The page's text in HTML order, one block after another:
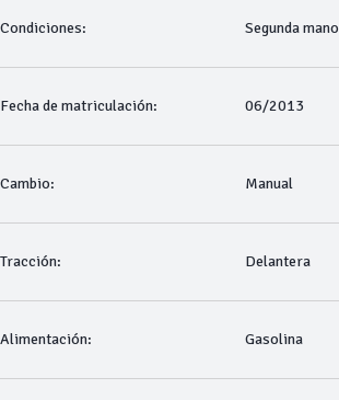
Condiciones: Segunda mano
Fecha de matriculación: 06/2013
Cambio: Manual
Tracción: Delantera
Alimentación: Gasolina